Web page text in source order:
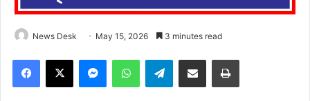
News Desk May 15, 2026 3 minutes read
Facebook
X MessengerWhatsAppTelegramShare via Email Print